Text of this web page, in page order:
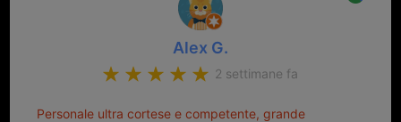
Alex G.
2 settimane fa
Personale ultra cortese e competente, grande